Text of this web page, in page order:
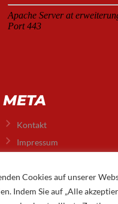
Cookies auf unserer
Indem Sie auf „Alle
META
Kontakt
Impressum
AUGSBURGER EISLAUFVEREIN E.V.